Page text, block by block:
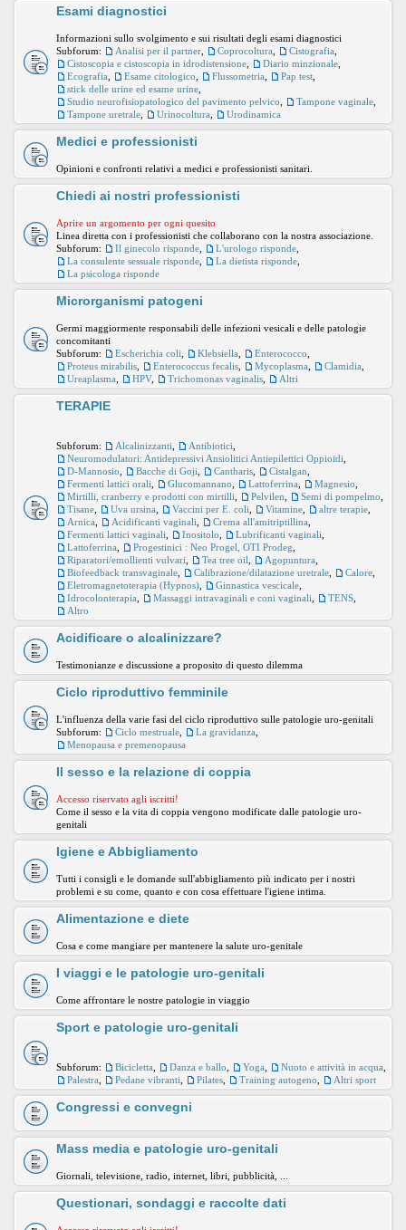
Esami diagnostici
Informazioni sullo svolgimento e sui risultati degli esami diagnostici
Subforum:
Analisi per il partner Coprocoltura Cistografia
Cistoscopia e cistoscopia in idrodistensione
Diario minzionale
Ecografia
Esame citologico Flussometria Pap test
stick delle urine ed esame urine
Studio neurofisiopatologico del pavimento pelvico
Tampone vaginale
Tampone uretrale
Urinocoltura Urodinamica
Medici e professionisti
Opinioni e confronti relativi a medici e professionisti sanitari.
Chiedi ai nostri professionisti
Aprire un argomento per ogni quesito
Linea diretta con i professionisti che collaborano con la nostra associazione.
Subforum:
Il ginecolo risponde L'urologo risponde
La consulente sessuale risponde
La dietista risponde
La psicologa risponde
Microrganismi patogeni
Germi maggiormente responsabili delle infezioni vesicali e delle patologie
concomitanti
Subforum:
Escherichia coli Klebsiella Enterococco
Proteus mirabilis
Enterococcus fecalis Mycoplasma Clamidia
Ureaplasma
HPV, Trichomonas vaginalis Altri
TERAPIE
Subforum: Alcalinizzanti Antibiotici
Neuromodulatori: Antidepressivi Ansiolitici Antiepilettici Oppioidi
D-Mannosio
Bacche di Goji Cantharis Cistalgan
Fermenti lattici orali
Glucomannano Lattoferrina Magnesio
Mirtilli, cranberry e prodotti con mirtilli
Pelvilen Semi di pompelmo
Tisane
Uva ursina Vaccini per E. coli Vitamine altre terapie
Arnica
Acidificanti vaginali Crema all'amitriptillina
Fermenti lattici vaginali
Inositolo Lubrificanti vaginali
Lattoferrina
Progestinici : Neo Progel, OTI Prodeg
Riparatori/emollienti vulvari
Tea tree oil Agopuntura
Biofeedback transvaginale
Calibrazione/dilatazione uretrale Calore
Eletromagnetoterapia (Hypnos)
Ginnastica vescicale
Idrocolonterapia
Massaggi intravaginali e coni vaginali TENS
Altro
Acidificare o alcalinizzare?
Testimonianze e discussione a proposito di questo dilemma
Ciclo riproduttivo femminile
L'influenza della varie fasi del ciclo riproduttivo sulle patologie uro-genitali
Subforum:
Ciclo mestruale La gravidanza
Menopausa e premenopausa
Il sesso e la relazione di coppia
Accesso riservato agli iscritti!
Come il sesso e la vita di coppia vengono modificate dalle patologie uro-
genitali
Igiene e Abbigliamento
Tutti i consigli e le domande sull'abbigliamento più indicato per i nostri
problemi e su come, quanto e con cosa effettuare l'igiene intima.
Alimentazione e diete
Cosa e come mangiare per mantenere la salute uro-genitale
I viaggi e le patologie uro-genitali
Come affrontare le nostre patologie in viaggio
Sport e patologie uro-genitali
Subforum: Bicicletta Danza e ballo Yoga Nuoto e attività in acqua
Palestra
Pedane vibranti Pilates Training autogeno Altri sport
Congressi e convegni
Mass media e patologie uro-genitali
Giornali, televisione, radio, internet, libri, pubblicità, ...
Questionari, sondaggi e raccolte dati